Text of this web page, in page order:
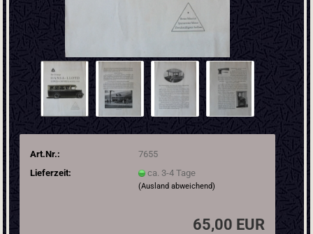
Art.Nr.:
7655
Lieferzeit:
ca. 3-4 Tage
(Ausland abweichend)
65,00 EUR